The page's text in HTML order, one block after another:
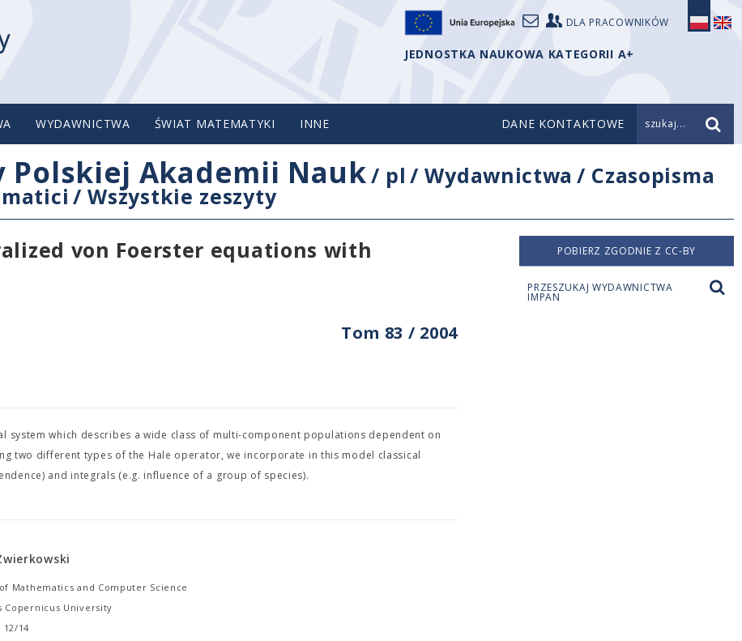
DLA PRACOWNIKÓW
JEDNOSTKA NAUKOWA KATEGORII A+
WYDAWNICTWA ŚWIAT MATEMATYKI INNE DANE KONTAKTOWE szukaj...
Akademii Nauk/ pl /Wydawnictwa / Czasopisma
/Wszystkie zeszyty
von Foerster equations with
Tom 83 / 2004
which describes a wide class of multi-component populations dependent on
two different types of the Hale operator, we incorporate in this model classical
and integrals (e.g. influence of a group of species).
Mathematics and Computer Science
Copernicus University
12/14
POBIERZ ZGODNIE Z CC-BY
PRZESZUKAJ WYDAWNICTWA
IMPAN